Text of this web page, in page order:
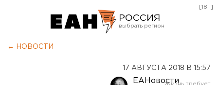
РОССИЯ
[18+]
← НОВОСТИ
17 АВГУСТА 2018 В 15:57
ЕАНовости